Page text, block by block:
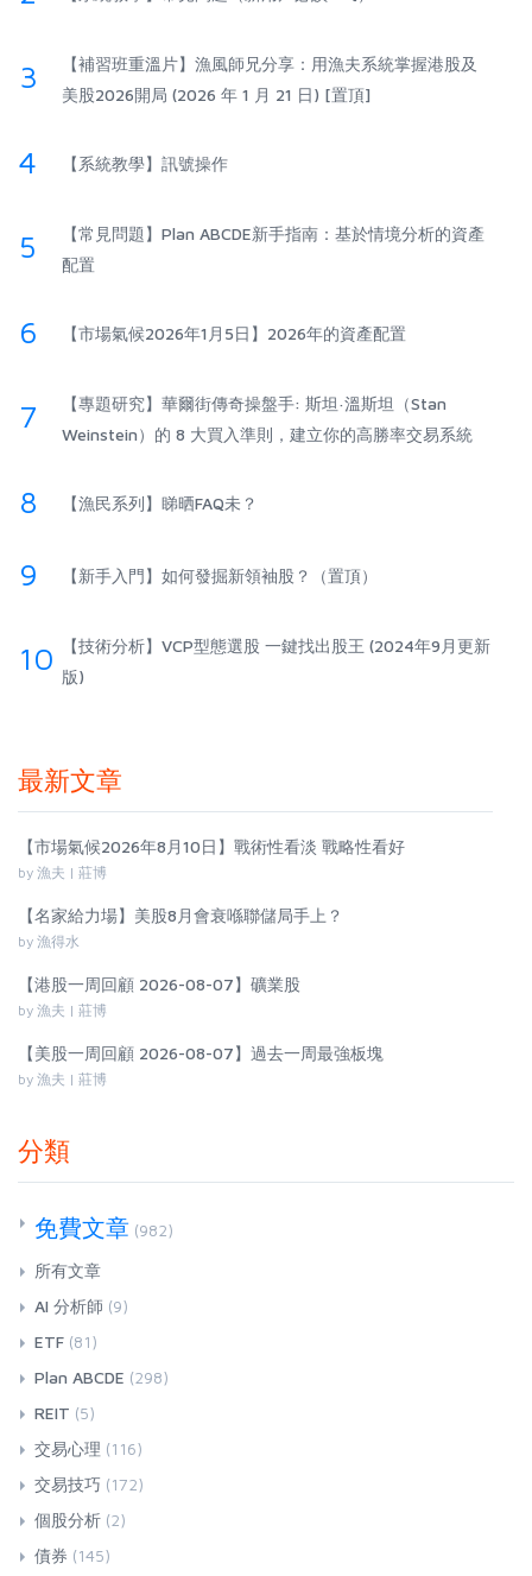
3
【補習班重溫片】漁風師兄分享：用漁夫系統掌握港股及
美股2026開局 (2026 年 1 月 21 日) [置頂]
4 【系統教學】訊號操作
5
【常見問題】Plan ABCDE新手指南：基於情境分析的資產
配置
6 【市場氣候2026年1月5日】2026年的資產配置
7
【專題研究】華爾街傳奇操盤手: 斯坦·溫斯坦（Stan
Weinstein）的 8 大買入準則，建立你的高勝率交易系統
8 【漁民系列】睇晒FAQ未？
9 【新手入門】如何發掘新領袖股？（置頂）
10
【技術分析】VCP型態選股 一鍵找出股王 (2024年9月更新
版)
最新文章
【市場氣候2026年8月10日】戰術性看淡 戰略性看好
by 漁夫 | 莊博
【名家給力場】美股8月會衰喺聯儲局手上？
by 漁得水
【港股一周回顧 2026-08-07】礦業股
by 漁夫 | 莊博
【美股一周回顧 2026-08-07】過去一周最強板塊
by 漁夫 | 莊博
分類
免費文章 (982)
所有文章
AI 分析師 (9)
ETF (81)
Plan ABCDE (298)
REIT (5)
交易心理 (116)
交易技巧 (172)
個股分析 (2)
債券 (145)